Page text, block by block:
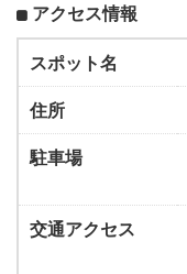
アクセス情報
スポット名
住所
駐車場
交通アクセス